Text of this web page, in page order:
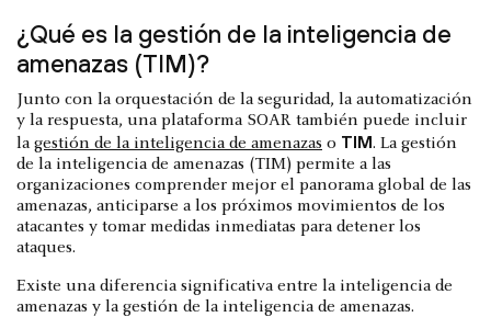
¿Qué es la gestión de la inteligencia de
amenazas (TIM)?
Junto con la orquestación de la seguridad, la automatización
y la respuesta, una plataforma SOAR también puede incluir
la gestión de la inteligencia de amenazas o TIM. La gestión
de la inteligencia de amenazas (TIM) permite a las
organizaciones comprender mejor el panorama global de las
amenazas, anticiparse a los próximos movimientos de los
atacantes y tomar medidas inmediatas para detener los
ataques.
Existe una diferencia significativa entre la inteligencia de
amenazas y la gestión de la inteligencia de amenazas.